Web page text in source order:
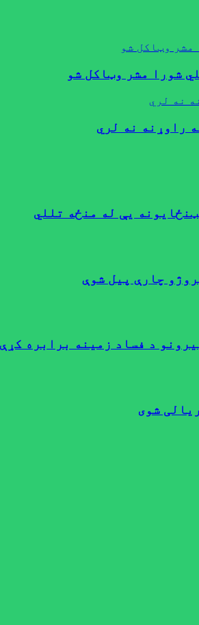
مشر وټاکل شو
شورا مشر وټاکل شو
نه لري
راوړنه نه لري
یې له منځه تللي
د فساد زمینه برابره
شوی